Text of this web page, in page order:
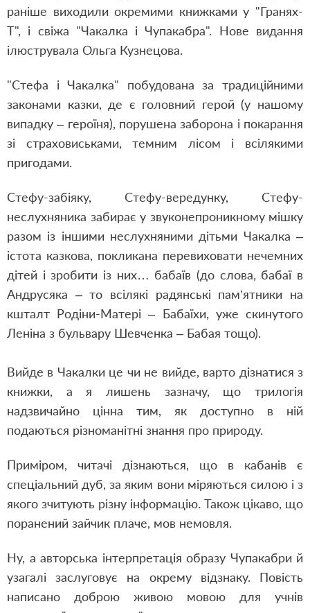
раніше виходили окремими книжками у "Гранях-
Т", і свіжа "Чакалка і Чупакабра". Нове видання
ілюструвала Ольга Кузнецова.
"Стефа і Чакалка" побудована за традиційними
законами казки, де є головний герой (у нашому
випадку – героїня), порушена заборона і покарання
зі страховиськами, темним лісом і всілякими
пригодами.
Стефу-забіяку, Стефу-вередунку, Стефу-
неслухняника забирає у звуконепроникному мішку
разом із іншими неслухняними дітьми Чакалка –
істота казкова, покликана перевиховати нечемних
дітей і зробити із них… бабаїв (до слова, бабаї в
Андрусяка – то всілякі радянські пам’ятники на
кшталт Родіни-Матері – Бабаїхи, уже скинутого
Леніна з бульвару Шевченка – Бабая тощо).
Вийде в Чакалки це чи не вийде, варто дізнатися з
книжки, а я лишень зазначу, що трилогія
надзвичайно цінна тим, як доступно в ній
подаються різноманітні знання про природу.
Приміром, читачі дізнаються, що в кабанів є
спеціальний дуб, за яким вони міряються силою і з
якого зчитують різну інформацію. Також цікаво, що
поранений зайчик плаче, мов немовля.
Ну, а авторська інтерпретація образу Чупакабри й
узагалі заслуговує на окрему відзнаку. Повість
написано доброю живою мовою для учнів